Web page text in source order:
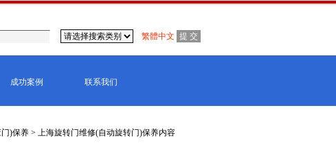
繁體中文
成功案例 联系我们
)保养 > 上海旋转门维修(自动旋转门)保养内容